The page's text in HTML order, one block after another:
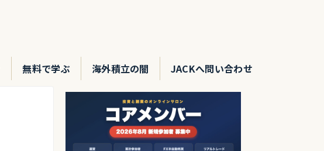
無料で学ぶ 海外積立の闇 JACKへ問い合わせ